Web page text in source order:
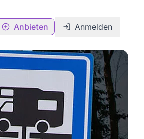
Anbieten Anmelden